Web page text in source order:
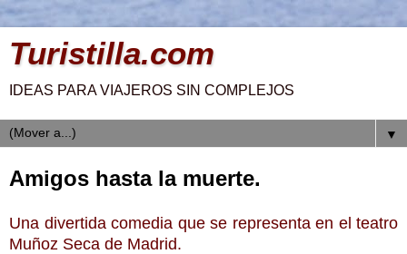
Turistilla.com
IDEAS PARA VIAJEROS SIN COMPLEJOS
▼
Amigos hasta la muerte.
Una divertida comedia que se representa en el teatro
Muñoz Seca de Madrid.